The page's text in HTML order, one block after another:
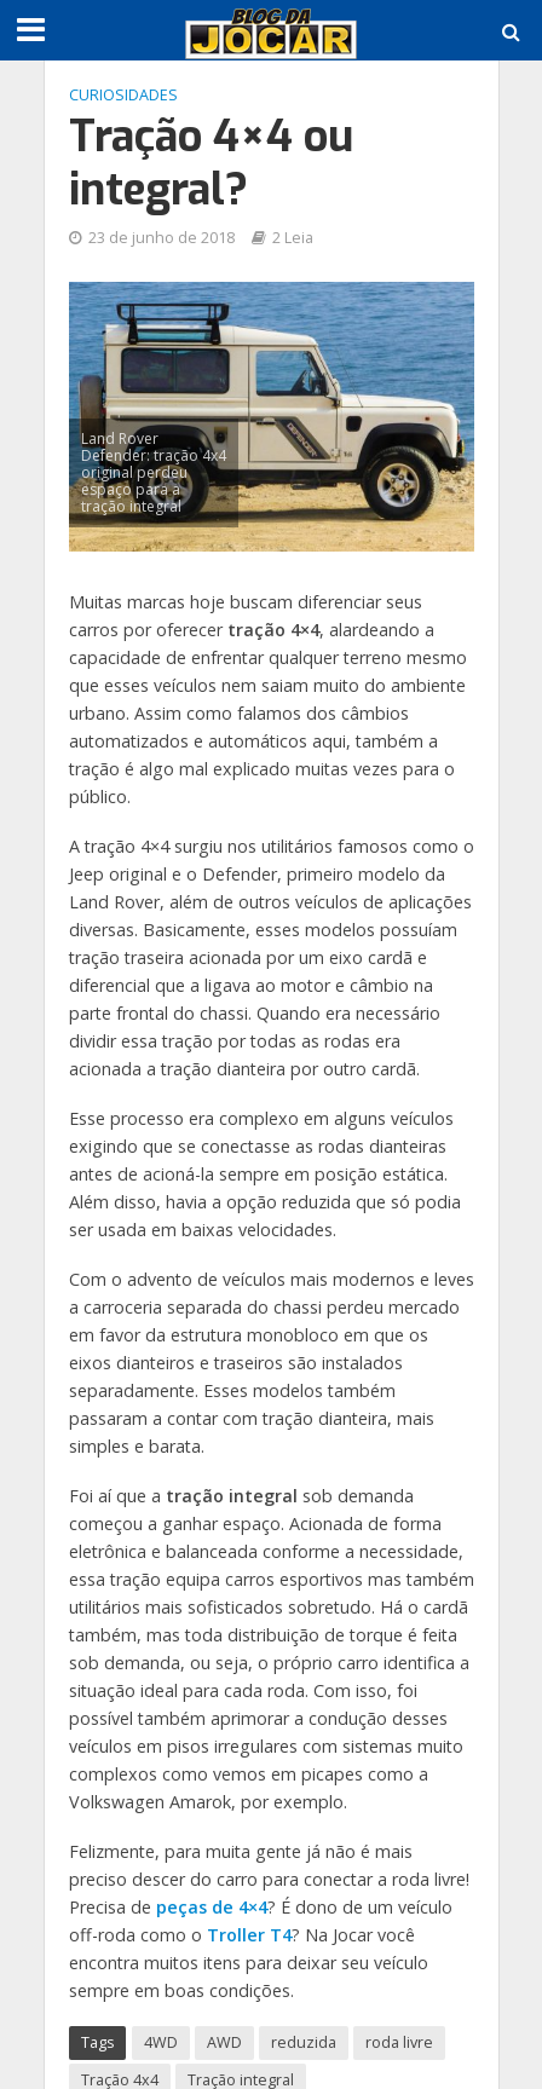
CURIOSIDADES
Tração 4×4 ou
integral?
23 de junho de 2018 2 Leia
Land Rover
Defender: tração 4x4
original perdeu
espaço para a
tração integral
Muitas marcas hoje buscam diferenciar seus
carros por oferecer tração 4×4, alardeando a
capacidade de enfrentar qualquer terreno mesmo
que esses veículos nem saiam muito do ambiente
urbano. Assim como falamos dos câmbios
automatizados e automáticos aqui, também a
tração é algo mal explicado muitas vezes para o
público.
A tração 4×4 surgiu nos utilitários famosos como o
Jeep original e o Defender, primeiro modelo da
Land Rover, além de outros veículos de aplicações
diversas. Basicamente, esses modelos possuíam
tração traseira acionada por um eixo cardã e
diferencial que a ligava ao motor e câmbio na
parte frontal do chassi. Quando era necessário
dividir essa tração por todas as rodas era
acionada a tração dianteira por outro cardã.
Esse processo era complexo em alguns veículos
exigindo que se conectasse as rodas dianteiras
antes de acioná-la sempre em posição estática.
Além disso, havia a opção reduzida que só podia
ser usada em baixas velocidades.
Com o advento de veículos mais modernos e leves
a carroceria separada do chassi perdeu mercado
em favor da estrutura monobloco em que os
eixos dianteiros e traseiros são instalados
separadamente. Esses modelos também
passaram a contar com tração dianteira, mais
simples e barata.
Foi aí que a tração integral sob demanda
começou a ganhar espaço. Acionada de forma
eletrônica e balanceada conforme a necessidade,
essa tração equipa carros esportivos mas também
utilitários mais sofisticados sobretudo. Há o cardã
também, mas toda distribuição de torque é feita
sob demanda, ou seja, o próprio carro identifica a
situação ideal para cada roda. Com isso, foi
possível também aprimorar a condução desses
veículos em pisos irregulares com sistemas muito
complexos como vemos em picapes como a
Volkswagen Amarok, por exemplo.
Felizmente, para muita gente já não é mais
preciso descer do carro para conectar a roda livre!
Precisa de peças de 4×4? É dono de um veículo
off-roda como o Troller T4? Na Jocar você
encontra muitos itens para deixar seu veículo
sempre em boas condições.
Tags 4WD AWD reduzida
roda livre
Tração 4x4
Tração integral